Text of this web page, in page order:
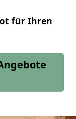
für Ihren